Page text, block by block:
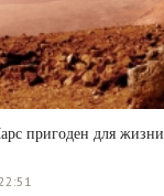
пригоден для жизни